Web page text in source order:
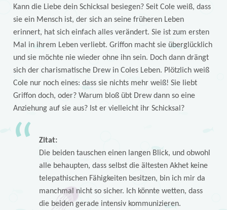
Kann die Liebe dein Schicksal besiegen? Seit Cole weiß, dass
sie ein Mensch ist, der sich an seine früheren Leben
erinnert, hat sich einfach alles verändert. Sie ist zum ersten
Mal in ihrem Leben verliebt. Griffon macht sie überglücklich
und sie möchte nie wieder ohne ihn sein. Doch dann drängt
sich der charismatische Drew in Coles Leben. Plötzlich weiß
Cole nur noch eines: dass sie nichts mehr weiß! Sie liebt
Griffon doch, oder? Warum bloß übt Drew dann so eine
Anziehung auf sie aus? Ist er vielleicht ihr Schicksal?
Zitat:
Die beiden tauschen einen langen Blick, und obwohl
alle behaupten, dass selbst die ältesten Akhet keine
telepathischen Fähigkeiten besitzen, bin ich mir da
manchmal nicht so sicher. Ich könnte wetten, dass
die beiden gerade intensiv kommunizieren.